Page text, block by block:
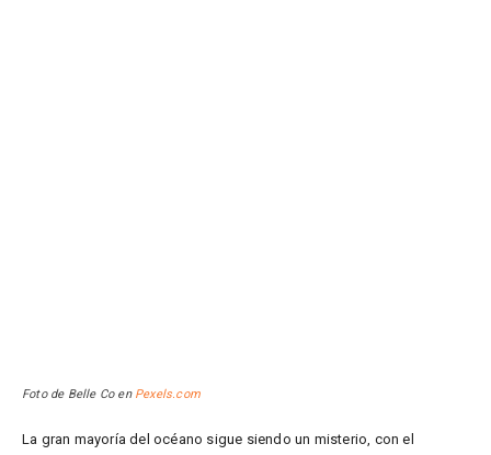
Foto de Belle Co en Pexels.com
La gran mayoría del océano sigue siendo un misterio, con el